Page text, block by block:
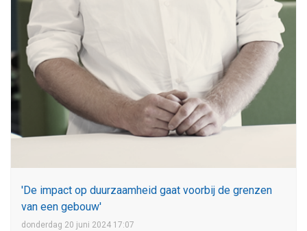
'De impact op duurzaamheid gaat voorbij de grenzen
van een gebouw'
donderdag 20 juni 2024 17:07